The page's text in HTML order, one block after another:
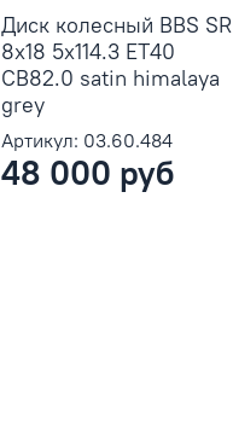
Диск колесный BBS SR
8x18 5x114.3 ET40
CB82.0 satin himalaya
grey
Артикул: 03.60.484
48 000 руб